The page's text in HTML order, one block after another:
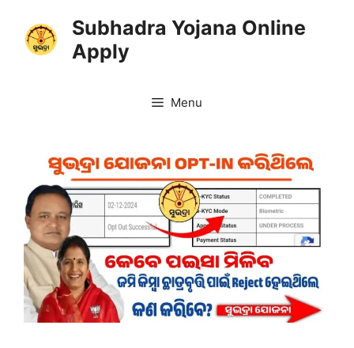
content
Subhadra Yojana Online
Apply
Menu